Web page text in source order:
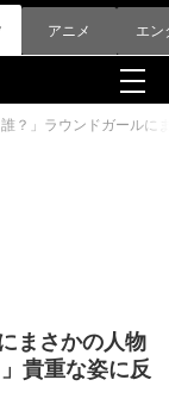
アニメ エン
誰？」ラウンドガール
まさかの人物
貴重な姿に反